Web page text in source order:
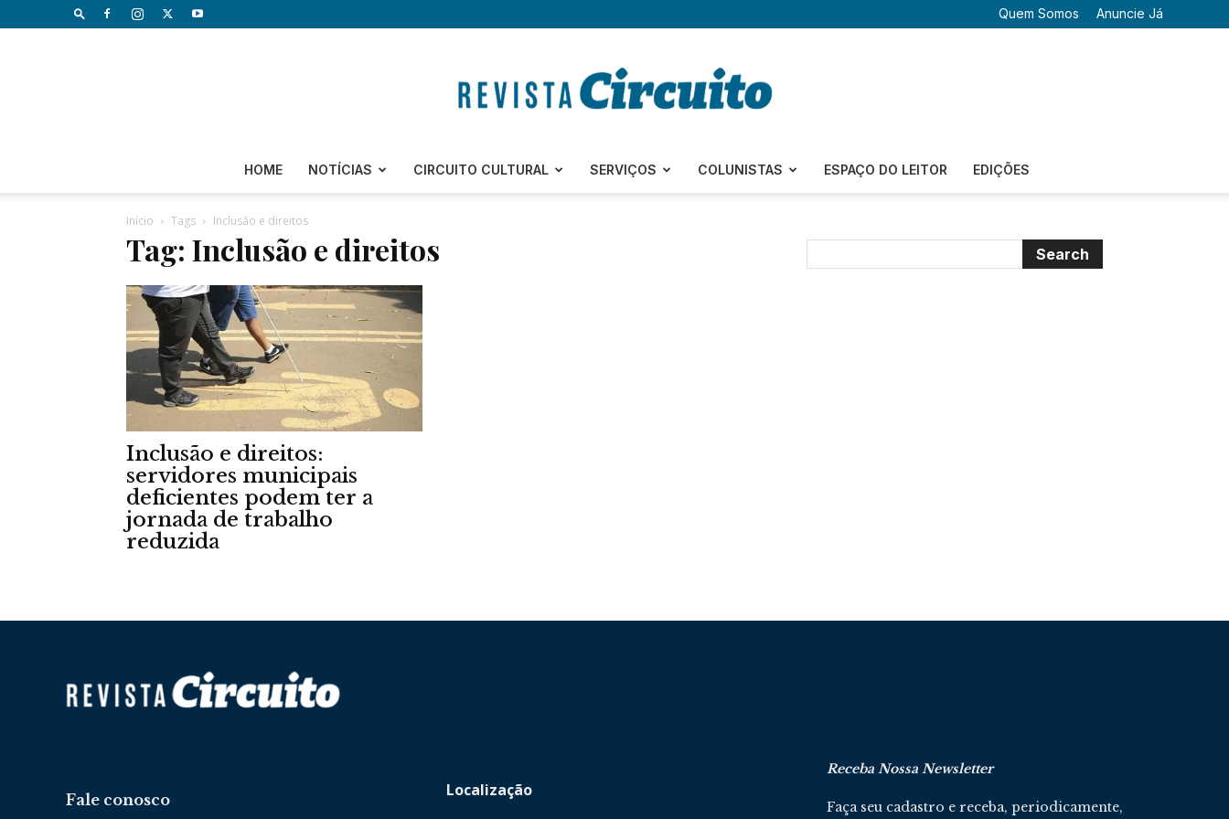
Quem Somos Anuncie Já
Revista
HOME NOTÍCIAS CIRCUITO CULTURAL SERVIÇOS COLUNISTAS ESPAÇO DO LEITOR EDIÇÕES
Início Tags Inclusão e direitos
Tag: Inclusão e direitos
Inclusão e direitos:
servidores municipais
deficientes podem ter a
jornada de trabalho
reduzida
Fale conosco Localização
Receba Nossa Newsletter
Faça seu cadastro e receba, periodicamente,